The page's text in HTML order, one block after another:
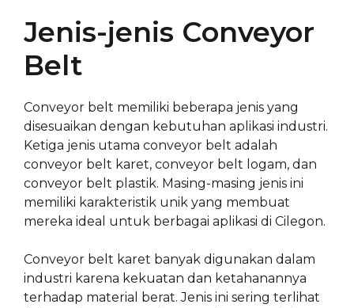
Jenis-jenis Conveyor
Belt
Conveyor belt memiliki beberapa jenis yang
disesuaikan dengan kebutuhan aplikasi industri.
Ketiga jenis utama conveyor belt adalah
conveyor belt karet, conveyor belt logam, dan
conveyor belt plastik. Masing-masing jenis ini
memiliki karakteristik unik yang membuat
mereka ideal untuk berbagai aplikasi di Cilegon.
Conveyor belt karet banyak digunakan dalam
industri karena kekuatan dan ketahanannya
terhadap material berat. Jenis ini sering terlihat